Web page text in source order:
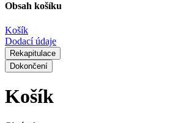
Obsah košíku
Košík
Dodací údaje
Rekapitulace
Dokončení
Košík